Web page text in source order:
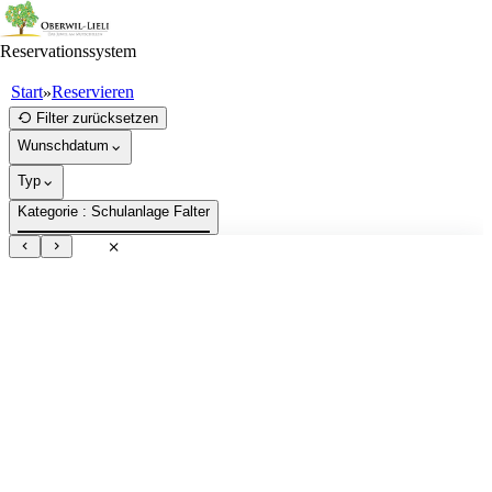
Reservationssystem
Start»Reservieren
Filter zurücksetzen
Wunschdatum
Typ
Kategorie : Schulanlage Falter